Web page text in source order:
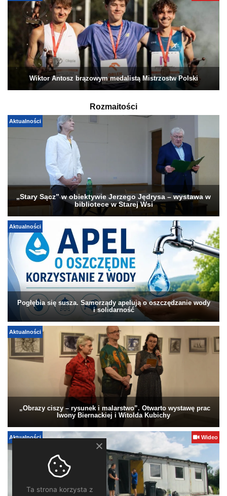
Wiktor Antosz brązowym medalistą Mistrzostw Polski
Rozmaitości
Aktualności
„Stary Sącz” w obiektywie Jerzego Jędrysa – wystawa w
bibliotece w Starej Wsi
Aktualności
Pogłębia się susza. Samorządy apelują o oszczędzanie wody
i solidarność
Aktualności
„Obrazy ciszy – rysunek i malarstwo”. Otwarto wystawę prac
Iwony Biernackiej i Witolda Kubichy
Aktualności Wideo
Ta strona korzysta z